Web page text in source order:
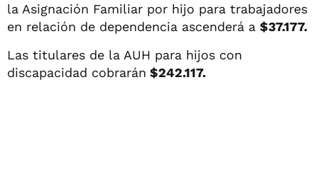
la Asignación Familiar por hijo para trabajadores
en relación de dependencia ascenderá a $37.177.
Las titulares de la AUH para hijos con
discapacidad cobrarán $242.117.